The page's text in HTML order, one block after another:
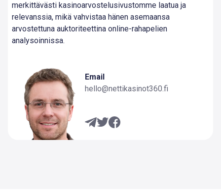
merkittävästi kasinoarvostelusivustomme laatua ja
relevanssia, mikä vahvistaa hänen asemaansa
arvostettuna auktoriteettina online-rahapelien
analysoinnissa.
Email
hello@nettikasinot360.fi